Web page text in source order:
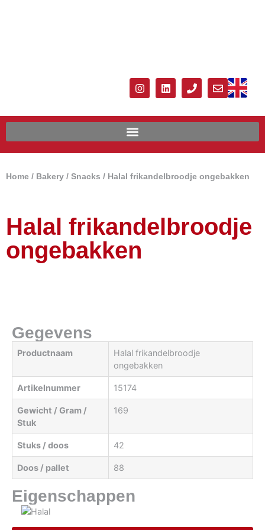
Home / Bakery / Snacks / Halal frikandelbroodje ongebakken
Halal frikandelbroodje
ongebakken
Gegevens
Productnaam
Halal frikandelbroodje
ongebakken
Artikelnummer 15174
Gewicht / Gram /
Stuk
169
Stuks / doos 42
Doos / pallet 88
Eigenschappen